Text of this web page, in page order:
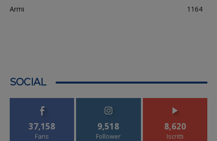
Armi
1164
SOCIAL
37,158
Fans
9,518
Follower
8,620
Iscritti